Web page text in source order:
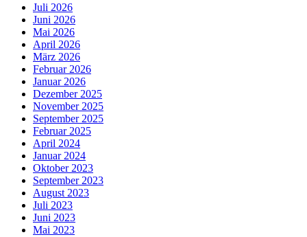
Juli 2026
Juni 2026
Mai 2026
April 2026
März 2026
Februar 2026
Januar 2026
Dezember 2025
November 2025
September 2025
Februar 2025
April 2024
Januar 2024
Oktober 2023
September 2023
August 2023
Juli 2023
Juni 2023
Mai 2023